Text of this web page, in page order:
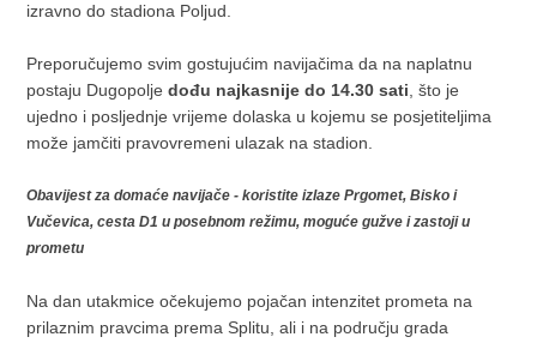
izravno do stadiona Poljud.
Preporučujemo svim gostujućim navijačima da na naplatnu
postaju Dugopoljedođu najkasnije do 14.30 sati , što je
ujedno i posljednje vrijeme dolaska u kojemu se posjetiteljima
može jamčiti pravovremeni ulazak na stadion.
Obavijest za domaće navijače - koristite izlaze Prgomet, Bisko i
Vučevica, cesta D1 u posebnom režimu, moguće gužve i zastoji u
prometu
Na dan utakmice očekujemo pojačan intenzitet prometa na
prilaznim pravcima prema Splitu, ali i na području grada